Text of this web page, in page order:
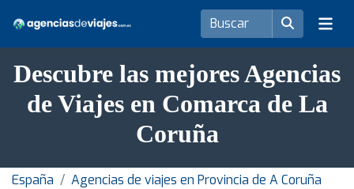
Descubre las mejores Agencias
de Viajes en Comarca de La
Coruña
España
Agencias de viajes en Provincia de A Coruña